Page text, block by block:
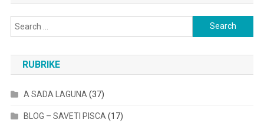
Search
for:
RUBRIKE
A SADA LAGUNA (37)
BLOG – SAVETI PISCA (17)